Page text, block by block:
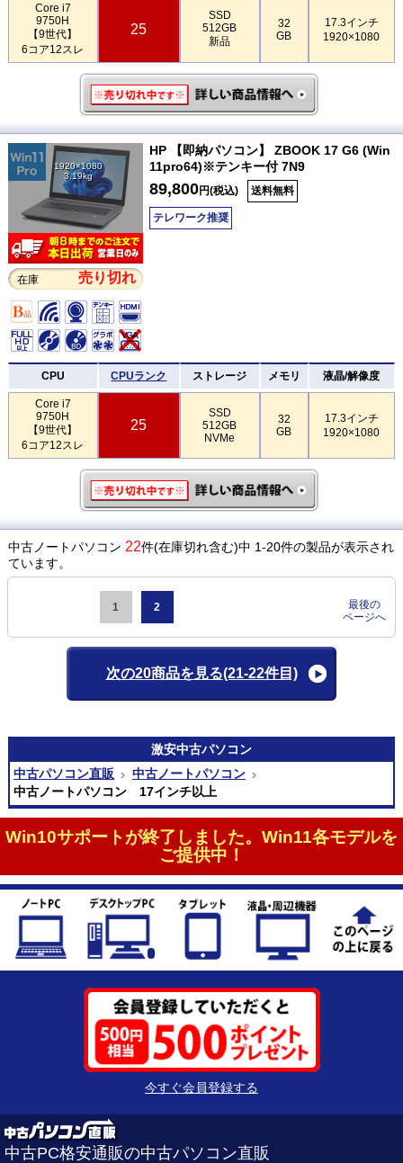
Core i7
9750H
【9世代】
6コア12スレ
25
SSD
512GB
新品
32
GB
17.3インチ
1920×1080
1920×1080
3.19kg
在庫 売り切れ
HP 【即納パソコン】 ZBOOK 17 G6 (Win
11pro64)※テンキー付 7N9
89,800円(税込) 送料無料
テレワーク推奨
CPU CPUランク ストレージ メモリ 液晶/解像度
Core i7
9750H
【9世代】
6コア12スレ
25
SSD
512GB
NVMe
32
GB
17.3インチ
1920×1080
中古ノートパソコン 22件(在庫切れ含む)中 1-20件の製品が表示され
ています。
1 2
最後の
ページへ
次の20商品を見る(21-22件目)
激安中古パソコン
中古パソコン直販
中古ノートパソコン
中古ノートパソコン 17インチ以上
Win10サポートが終了しました。Win11各モデルを
ご提供中！
今すぐ会員登録する
中古PC格安通販の中古パソコン直販